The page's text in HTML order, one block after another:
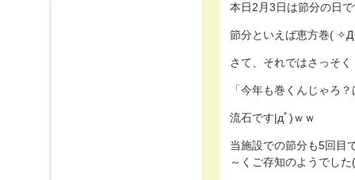
本日2月3日は節分の日
節分といえば恵方巻(
さて、それではさっそ
「今年も巻くんじゃろ
流石です|дﾟ)ｗｗ
当施設での節分も5回目
～くご存知のようでした